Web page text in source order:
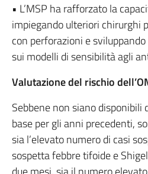
• L’MSP ha rafforzato la
impiegando ulteriori chirurghi
con perforazioni e
sui modelli di sensibilità agli
Valutazione del rischio
Sebbene non siano disponibili
base per gli anni precedenti,
sia l’elevato numero di casi
sospetta febbre tifoide e